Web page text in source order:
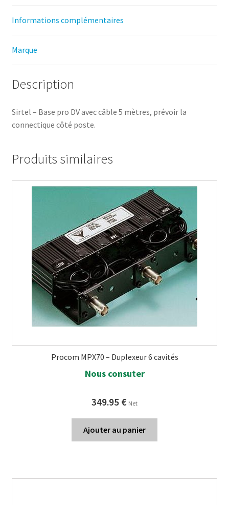
Informations complémentaires
Marque
Description
Sirtel – Base pro DV avec câble 5 mètres, prévoir la
connectique côté poste.
Produits similaires
Procom MPX70 – Duplexeur 6 cavités
Nous consuter
349.95 € Net
Ajouter au panier